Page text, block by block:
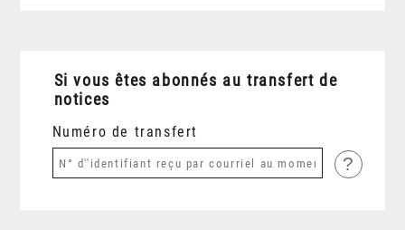
Si vous êtes abonnés au transfert de
notices
Numéro de transfert
?